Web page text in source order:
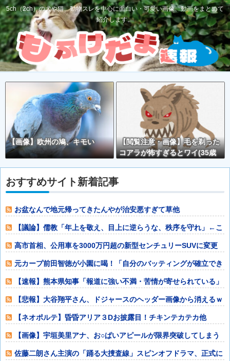
5ch（2ch）の犬や猫、動物スレを中心に面白い・可愛い画像、動画をまとめて
紹介します。
【画像】欧州の鳩、キモい
【閲覧注意・画像】毛を剃った
コアラが怖すぎるとワイ(35歳
おすすめサイト新着記事
お盆なんで地元帰ってきたんやが治安悪すぎて草他
【議論】儒教「年上を敬え、目上に逆らうな、秩序を守れ」←こ
れが東アジアに
高市首相、公用車を3000万円超の新型センチュリーSUVに変更
ｗｗｗｗｗ
元カープ前田智徳が小園に喝！「自分のバッティングが確立でき
ていない」他
【速報】熊本県知事「報道に強い不満・苦情が寄せられている」
→TBSの報道
【悲報】大谷翔平さん、ドジャースのヘッダー画像から消えるｗ
ｗｗｗｗｗｗｗ
【ネオポルテ】昏昏アリア３Dお披露目！チキンテカテカ他
【画像】宇垣美里アナ、お○ぱいアピールが限界突破してしまう
ｗｗｗｗｗｗ他
佐藤二朗さん主演の「踊る大捜査線」スピンオフドラマ、正式に